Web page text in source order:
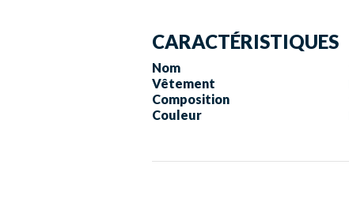
CARACTÉRISTIQUES
Nom
Vêtement
Composition
Couleur